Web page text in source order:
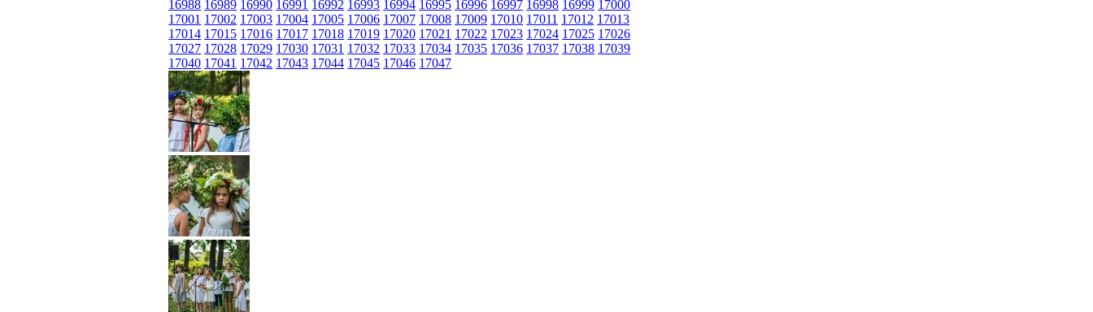
16988 16989 16990 16991 16992 16993 16994 16995 16996 16997 16998 16999 17000
17001 17002 17003 17004 17005 17006 17007 17008 17009 17010 17011 17012 17013
17014 17015 17016 17017 17018 17019 17020 17021 17022 17023 17024 17025 17026
17027 17028 17029 17030 17031 17032 17033 17034 17035 17036 17037 17038 17039
17040 17041 17042 17043 17044 17045 17046 17047